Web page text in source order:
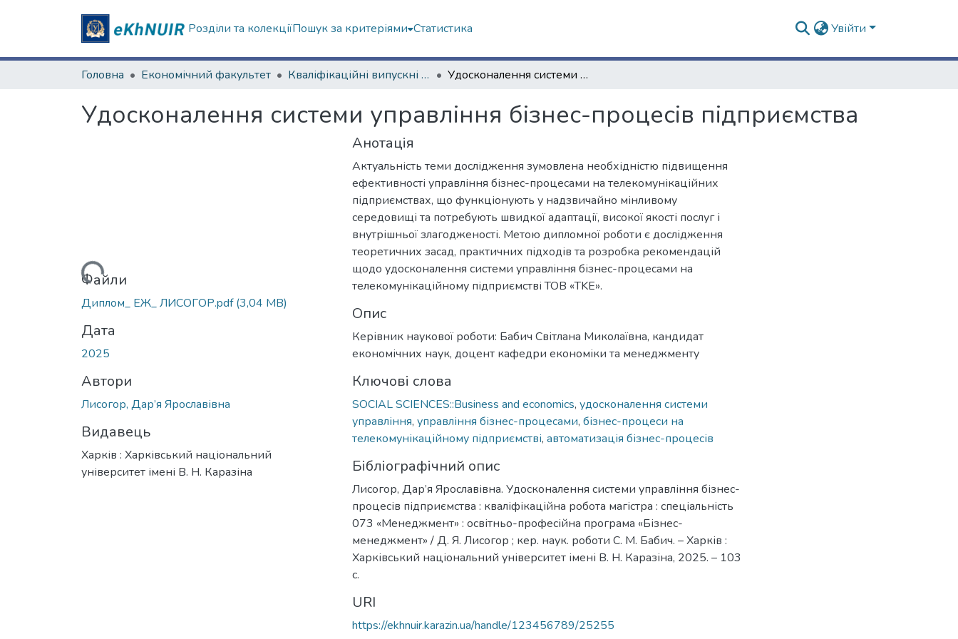
Розділи та колекціїПошук за критеріями Статистика Увійти
Головна Економічний факультет Кваліфікаційні випускні роботи магістрів. Економічний факультет Удосконалення системи управління бізнес-процесів підприємства
Удосконалення системи управління бізнес-процесів підприємства
Вантажиться...Файли
Диплом_ ЕЖ_ ЛИСОГОР.pdf(3,04 MB)
Дата
2025
Автори
Лисогор, Дар’я Ярославівна
Видавець
Харків : Харківський національний
університет імені В. Н. Каразіна
Анотація
Актуальність теми дослідження зумовлена необхідністю підвищення
ефективності управління бізнес-процесами на телекомунікаційних
підприємствах, що функціонують у надзвичайно мінливому
середовищі та потребують швидкої адаптації, високої якості послуг і
внутрішньої злагодженості. Метою дипломної роботи є дослідження
теоретичних засад, практичних підходів та розробка рекомендацій
щодо удосконалення системи управління бізнес-процесами на
телекомунікаційному підприємстві ТОВ «TKE».
Опис
Керівник наукової роботи: Бабич Світлана Миколаївна, кандидат
економічних наук, доцент кафедри економіки та менеджменту
Ключові слова
SOCIAL SCIENCES::Business and economics, удосконалення системи
управління, управління бізнес-процесами, бізнес-процеси на
телекомунікаційному підприємстві, автоматизація бізнес-процесів
Бібліографічний опис
Лисогор, Дар’я Ярославівна. Удосконалення системи управління бізнес-
процесів підприємства : кваліфікаційна робота магістра : спеціальність
073 «Менеджмент» : освітньо-професійна програма «Бізнес-
менеджмент» / Д. Я. Лисогор ; кер. наук. роботи С. М. Бабич. – Харків :
Харківський національний університет імені В. Н. Каразіна, 2025. – 103
с.
URI
https://ekhnuir.karazin.ua/handle/123456789/25255